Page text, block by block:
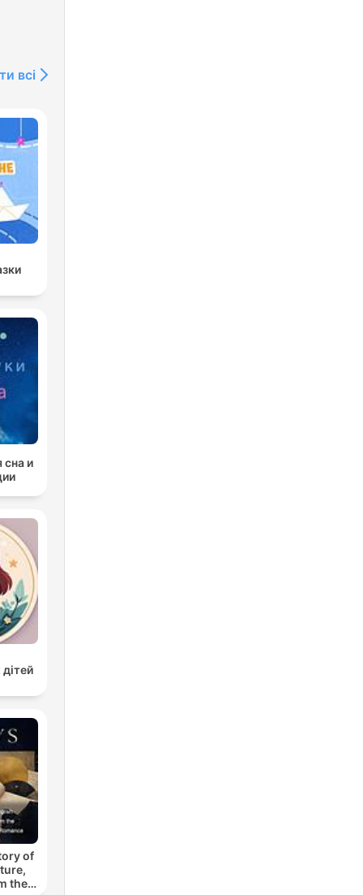
всі
и
of
the